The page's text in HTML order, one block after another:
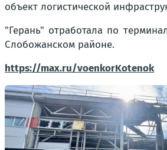
объект логистической
"Герань" отработала по
Слобожанском районе.
https://max.ru/voenkorKotenok